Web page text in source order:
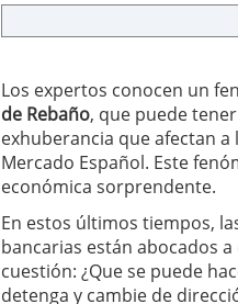
debate
28, 2026
Renta variable
quería entrar
La renta fija
apostando por
Los fondos de
no se detiene
Los fondos de
de 450.889
Los expertos conocen un
de Rebaño, que puede
exhuberancia que afectan
Mercado Español. Este
económica sorprendente.
En estos últimos tiempos,
bancarias están abocados
cuestión: ¿Que se puede
detenga y cambie de